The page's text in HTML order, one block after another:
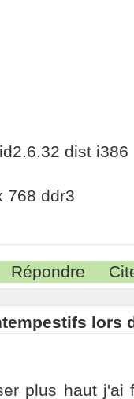
dist i386
768 ddr3
Répondre
lors
plus haut j'ai